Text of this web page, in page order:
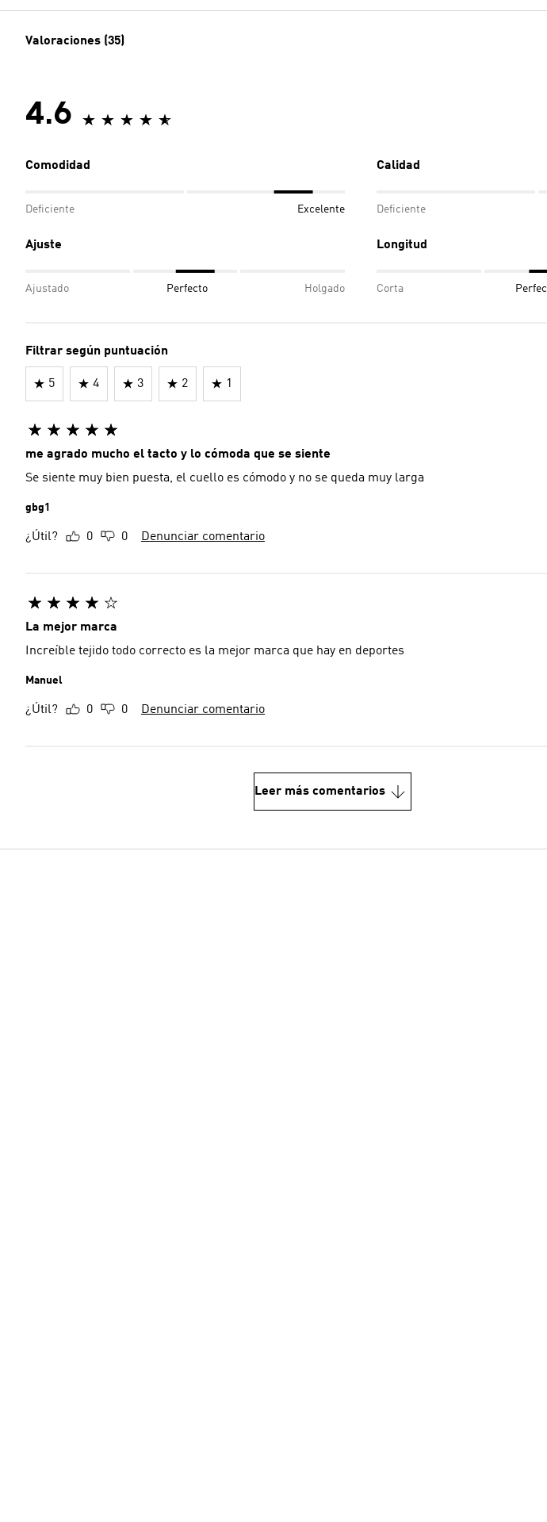
Valoraciones (35)
4.6
Comodidad
Deficiente Excelente
Calidad
Deficiente
Ajuste
Ajustado Perfecto Holgado
Longitud
Corta
Filtrar según puntuación
5 4 3 2 1
me agrado mucho el tacto y lo cómoda que se siente
Se siente muy bien puesta, el cuello es cómodo y no se queda muy larga
gbg1
¿Útil? 0 0 Denunciar comentario
La mejor marca
Increíble tejido todo correcto es la mejor marca que hay en deportes
Manuel
¿Útil? 0 0 Denunciar comentario
Leer más comentarios